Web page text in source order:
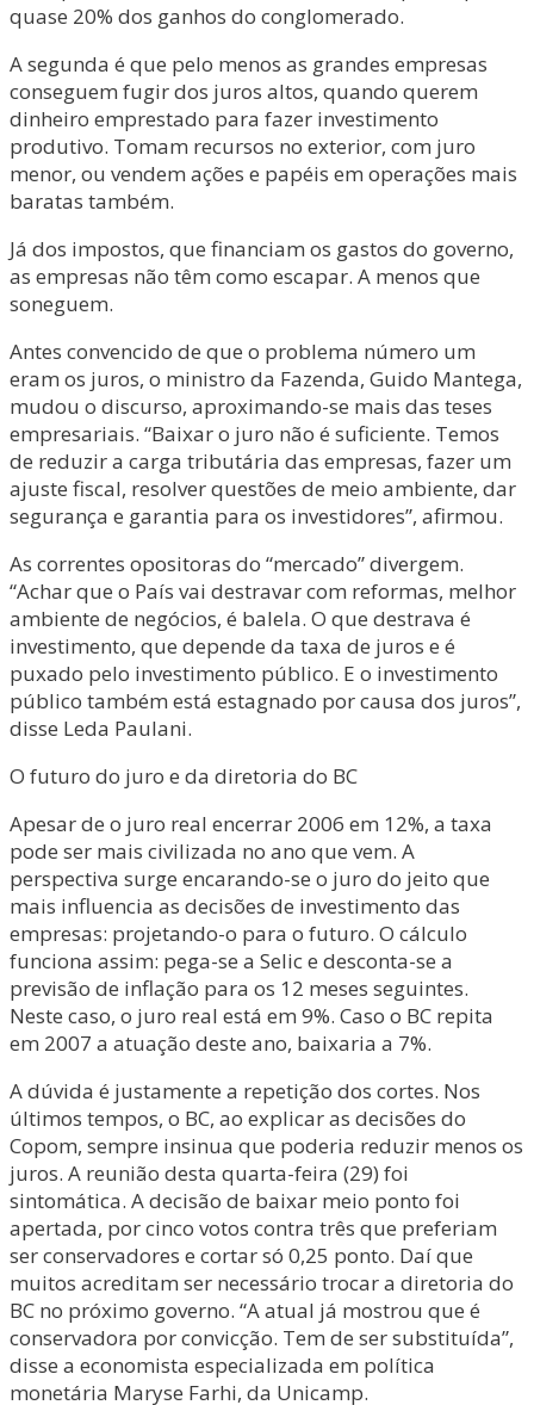
quase 20% dos ganhos do conglomerado.
A segunda é que pelo menos as grandes empresas
conseguem fugir dos juros altos, quando querem
dinheiro emprestado para fazer investimento
produtivo. Tomam recursos no exterior, com juro
menor, ou vendem ações e papéis em operações mais
baratas também.
Já dos impostos, que financiam os gastos do governo,
as empresas não têm como escapar. A menos que
soneguem.
Antes convencido de que o problema número um
eram os juros, o ministro da Fazenda, Guido Mantega,
mudou o discurso, aproximando-se mais das teses
empresariais. “Baixar o juro não é suficiente. Temos
de reduzir a carga tributária das empresas, fazer um
ajuste fiscal, resolver questões de meio ambiente, dar
segurança e garantia para os investidores”, afirmou.
As correntes opositoras do “mercado” divergem.
“Achar que o País vai destravar com reformas, melhor
ambiente de negócios, é balela. O que destrava é
investimento, que depende da taxa de juros e é
puxado pelo investimento público. E o investimento
público também está estagnado por causa dos juros”,
disse Leda Paulani.
O futuro do juro e da diretoria do BC
Apesar de o juro real encerrar 2006 em 12%, a taxa
pode ser mais civilizada no ano que vem. A
perspectiva surge encarando-se o juro do jeito que
mais influencia as decisões de investimento das
empresas: projetando-o para o futuro. O cálculo
funciona assim: pega-se a Selic e desconta-se a
previsão de inflação para os 12 meses seguintes.
Neste caso, o juro real está em 9%. Caso o BC repita
em 2007 a atuação deste ano, baixaria a 7%.
A dúvida é justamente a repetição dos cortes. Nos
últimos tempos, o BC, ao explicar as decisões do
Copom, sempre insinua que poderia reduzir menos os
juros. A reunião desta quarta-feira (29) foi
sintomática. A decisão de baixar meio ponto foi
apertada, por cinco votos contra três que preferiam
ser conservadores e cortar só 0,25 ponto. Daí que
muitos acreditam ser necessário trocar a diretoria do
BC no próximo governo. “A atual já mostrou que é
conservadora por convicção. Tem de ser substituída”,
disse a economista especializada em política
monetária Maryse Farhi, da Unicamp.